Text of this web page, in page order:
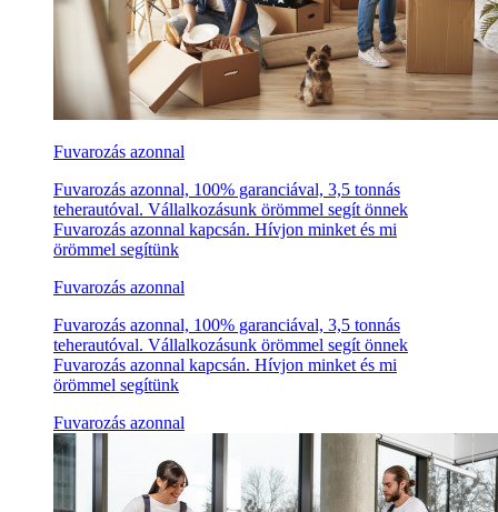
Fuvarozás azonnal
Fuvarozás azonnal, 100% garanciával, 3,5 tonnás
teherautóval. Vállalkozásunk örömmel segít önnek
Fuvarozás azonnal kapcsán. Hívjon minket és mi
örömmel segítünk
Fuvarozás azonnal
Fuvarozás azonnal, 100% garanciával, 3,5 tonnás
teherautóval. Vállalkozásunk örömmel segít önnek
Fuvarozás azonnal kapcsán. Hívjon minket és mi
örömmel segítünk
Fuvarozás azonnal